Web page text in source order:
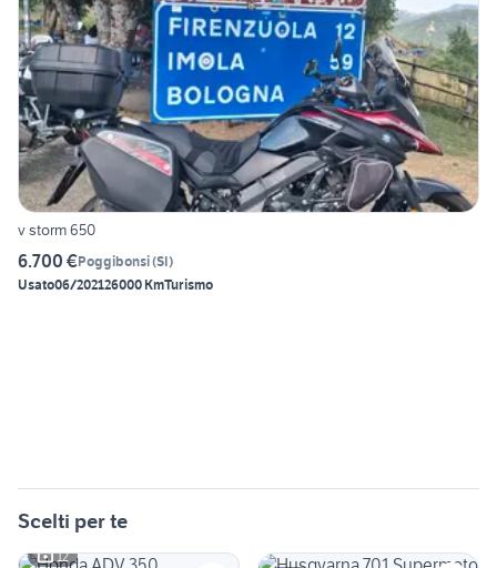
v storm 650
6.700 €Poggibonsi(SI)
Usato06/202126000 KmTurismo
Scelti per te
12